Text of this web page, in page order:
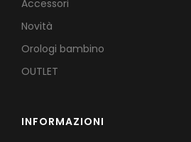
Accessori
Novità
Orologi bambino
OUTLET
INFORMAZIONI